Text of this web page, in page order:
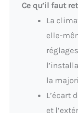
Ce qu’il faut
La
elle-
la
L’écart
et